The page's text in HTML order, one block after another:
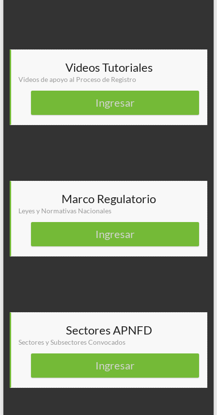
Videos Tutoriales
Videos de apoyo al Proceso de Registro
Ingresar
Marco Regulatorio
Leyes y Normativas Nacionales
Ingresar
Sectores APNFD
Sectores y Subsectores Convocados
Ingresar